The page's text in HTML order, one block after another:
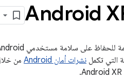
نشرات أمان Android
من